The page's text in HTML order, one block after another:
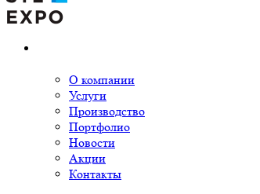
О компании
Услуги
Производство
Портфолио
Новости
Акции
Контакты